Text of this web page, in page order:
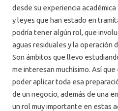
desde su experiencia
y leyes que han estado en
podría tener algún rol, que
aguas residuales y la operación
Son ámbitos que llevo
me interesan muchísimo. Así
poder aplicar toda esa
de un negocio, además de una
un rol muy importante en estas